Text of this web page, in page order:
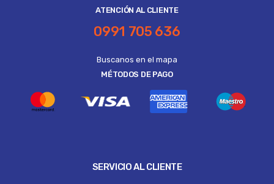
ATENCIÓN AL CLIENTE
0991 705 636
Buscanos en el mapa
MÉTODOS DE PAGO
SERVICIO AL CLIENTE